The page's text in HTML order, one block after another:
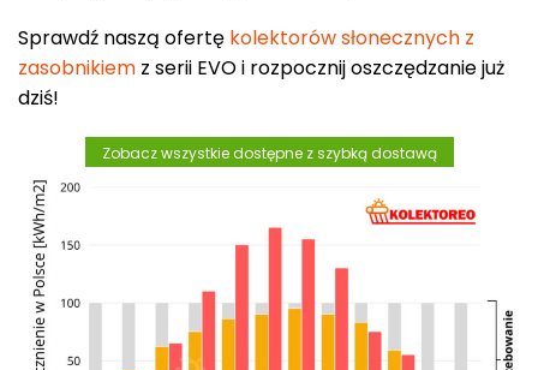
Sprawdź naszą ofertę kolektorów słonecznych z
zasobnikiem z serii EVO i rozpocznij oszczędzanie już
dziś!
Zobacz wszystkie dostępne z szybką dostawą